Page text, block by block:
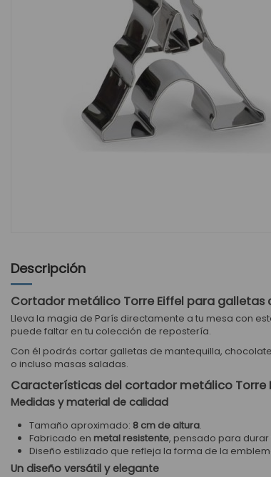
Descripción
Cortador metálico Torre Eiffel para galletas
Lleva la magia de París directamente a tu mesa con
puede faltar en tu colección de repostería.
Con él podrás cortar galletas de mantequilla,
o incluso masas saladas.
Características del cortador metálico Torre
Medidas y material de calidad
Tamaño aproximado: 8 cm de altura.
Fabricado en metal resistente, pensado para
Diseño estilizado que refleja la forma de la
Un diseño versátil y elegante